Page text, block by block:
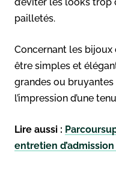
pailletés.
Concernant les
être simples et
grandes ou
l’impression d’une
Lire aussi :
entretien d’admission